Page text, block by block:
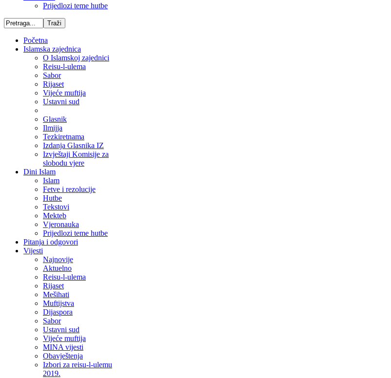
Prijedlozi teme hutbe
Početna
Islamska zajednica
O Islamskoj zajednici
Reisu-l-ulema
Sabor
Rijaset
Vijeće muftija
Ustavni sud
Glasnik
Ilmijja
Tezkiretnama
Izdanja Glasnika IZ
Izvještaji Komisije za
slobodu vjere
Dini Islam
Islam
Fetve i rezolucije
Hutbe
Tekstovi
Mekteb
Vjeronauka
Prijedlozi teme hutbe
Pitanja i odgovori
Vijesti
Najnovije
Aktuelno
Reisu-l-ulema
Rijaset
Mešihati
Muftijstva
Dijaspora
Sabor
Ustavni sud
Vijeće muftija
MINA vijesti
Obavještenja
Izbori za reisu-l-ulemu
2019.